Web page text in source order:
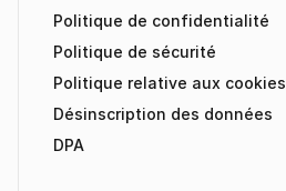
Politique de confidentialité
Politique de sécurité
Politique relative aux cookies
Désinscription des données
DPA